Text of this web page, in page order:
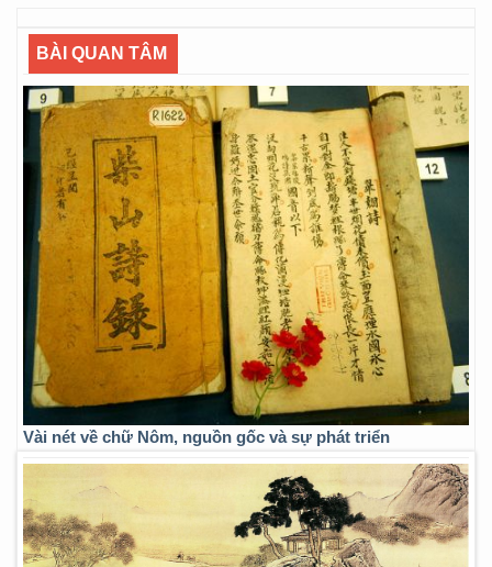
BÀI QUAN TÂM
Vài nét về chữ Nôm, nguồn gốc và sự phát triển